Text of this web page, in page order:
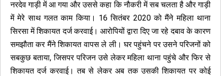
नरदेव गाड़ी में आ गया और उससे कहा कि नौकरी में सब चलता है और गाड़ी
में मेरे साथ गलत काम किया। 16 सितंबर 2020 को मैंने महिला थाना
सिरसा में शिकायत दर्ज करवाई। आरोपियों द्वारा दिए जा रहे दबाव के कारण
समझौता कर मैंने शिकायत वापस ले ली। घर पहुंचने पर उसने परिजनों को
सबकुछ बताया, जिसपर परिजन उसे लेकर महिला थाना पहुंचे और फिर से
शिकायत दर्ज करवाई। तब से लेकर अब तक उसकी शिकायत पर कोई